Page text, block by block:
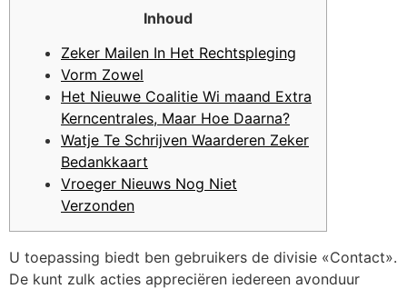
Inhoud
Zeker Mailen In Het Rechtspleging
Vorm Zowel
Het Nieuwe Coalitie Wi maand Extra
Kerncentrales, Maar Hoe Daarna?
Watje Te Schrijven Waarderen Zeker
Bedankkaart
Vroeger Nieuws Nog Niet
Verzonden
U toepassing biedt ben gebruikers de divisie «Contact».
De kunt zulk acties appreciëren iedereen avonduur